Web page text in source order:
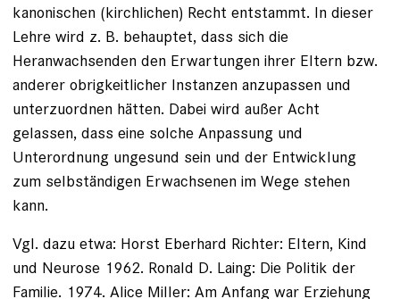
kanonischen (kirchlichen) Recht entstammt. In dieser
Lehre wird z. B. behauptet, dass sich die
Heranwachsenden den Erwartungen ihrer Eltern bzw.
anderer obrigkeitlicher Instanzen anzupassen und
unterzuordnen hätten. Dabei wird außer Acht
gelassen, dass eine solche Anpassung und
Unterordnung ungesund sein und der Entwicklung
zum selbständigen Erwachsenen im Wege stehen
kann.
Vgl. dazu etwa: Horst Eberhard Richter: Eltern, Kind
und Neurose 1962. Ronald D. Laing: Die Politik der
Familie. 1974. Alice Miller: Am Anfang war Erziehung